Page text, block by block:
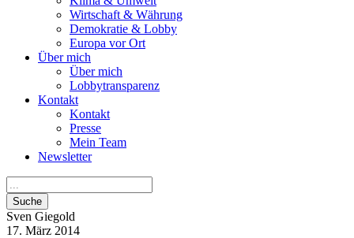
Wirtschaft & Währung
Demokratie & Lobby
Europa vor Ort
Über mich
Über mich
Lobbytransparenz
Kontakt
Kontakt
Presse
Mein Team
Newsletter
Suche
Sven Giegold
17. März 2014